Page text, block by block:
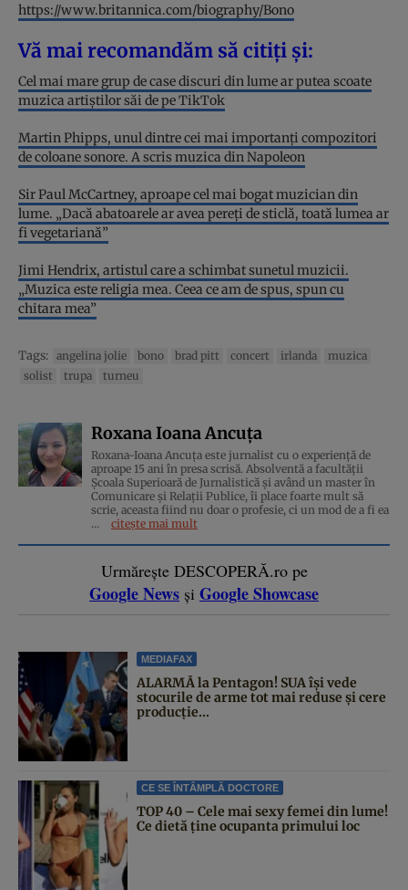
https://www.britannica.com/biography/Bono
Vă mai recomandăm să citiți și:
Cel mai mare grup de case discuri din lume ar putea scoate
muzica artiștilor săi de pe TikTok
Martin Phipps, unul dintre cei mai importanți compozitori
de coloane sonore. A scris muzica din Napoleon
Sir Paul McCartney, aproape cel mai bogat muzician din
lume. „Dacă abatoarele ar avea pereți de sticlă, toată lumea ar
fi vegetariană”
Jimi Hendrix, artistul care a schimbat sunetul muzicii.
„Muzica este religia mea. Ceea ce am de spus, spun cu
chitara mea”
Tags: angelina jolie bono brad pitt concert irlanda
muzica
solist
trupa turneu
Roxana Ioana Ancuța
Roxana-Ioana Ancuța este jurnalist cu o experiență de
aproape 15 ani în presa scrisă. Absolventă a facultății
Școala Superioară de Jurnalistică și având un master în
Comunicare și Relații Publice, îi place foarte mult să
scrie, aceasta fiind nu doar o profesie, ci un mod de a fi ea
...
citește mai mult
Urmărește DESCOPERĂ.ro pe
Google News și Google Showcase
MEDIAFAX
ALARMĂ la Pentagon! SUA își vede
stocurile de arme tot mai reduse și cere
producție...
CE SE ÎNTÂMPLĂ DOCTORE
TOP 40 – Cele mai sexy femei din lume!
Ce dietă ține ocupanta primului loc